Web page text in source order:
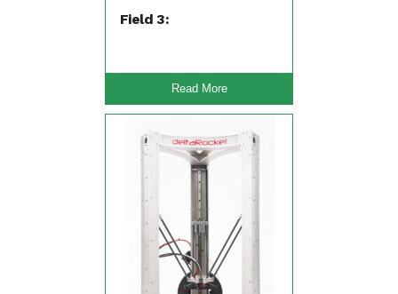
Field 3:
Read More